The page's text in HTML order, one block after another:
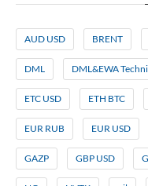
AUD USD BRENT
DML DML&EWA
ETC USD ETH BTC
EUR RUB EUR USD
GAZP GBP USD